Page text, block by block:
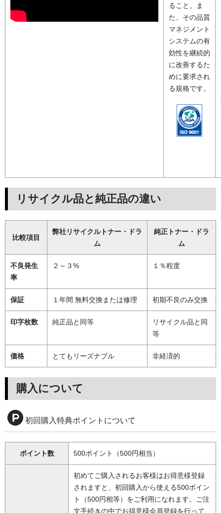
ること。ま
た、その品質
マネジメント
システムの有
効性を継続的
に改善するた
めに要求され
る規格です。
リサイクル品と純正品の違い
比較項目
弊社リサイクルトナー・ドラ
ム
純正トナー・ドラ
ム
不良発生
率
２～３% １％程度
保証 １年間 無料交換または修理 初期不良のみ交換
印字枚数 純正品と同等
リサイクル品と同
等
価格 とてもリーズナブル 非経済的
購入について
初回購入特典ポイントについて
ポイント数 500ポイント（500円相当）
初めてご購入されるお客様はお得意様登録
されますと、初回購入から使える500ポイン
ト（500円相等）をご利用になれます。ご注
文手続きの中でお得意様会員登録を行って